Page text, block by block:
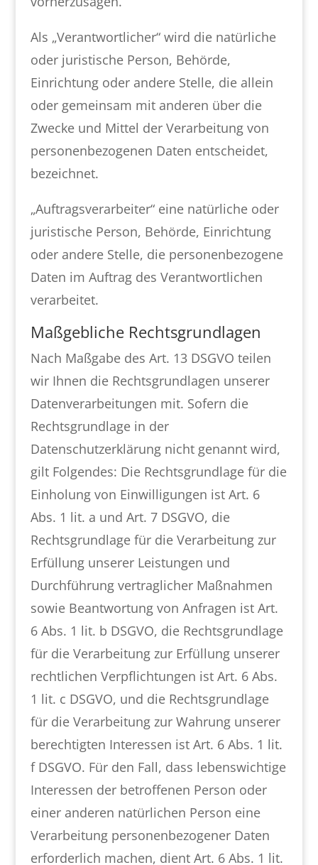
Als „Verantwortlicher“ wird die natürliche
oder juristische Person, Behörde,
Einrichtung oder andere Stelle, die allein
oder gemeinsam mit anderen über die
Zwecke und Mittel der Verarbeitung von
personenbezogenen Daten entscheidet,
bezeichnet.
„Auftragsverarbeiter“ eine natürliche oder
juristische Person, Behörde, Einrichtung
oder andere Stelle, die personenbezogene
Daten im Auftrag des Verantwortlichen
verarbeitet.
Maßgebliche Rechtsgrundlagen
Nach Maßgabe des Art. 13 DSGVO teilen
wir Ihnen die Rechtsgrundlagen unserer
Datenverarbeitungen mit. Sofern die
Rechtsgrundlage in der
Datenschutzerklärung nicht genannt wird,
gilt Folgendes: Die Rechtsgrundlage für die
Einholung von Einwilligungen ist Art. 6
Abs. 1 lit. a und Art. 7 DSGVO, die
Rechtsgrundlage für die Verarbeitung zur
Erfüllung unserer Leistungen und
Durchführung vertraglicher Maßnahmen
sowie Beantwortung von Anfragen ist Art.
6 Abs. 1 lit. b DSGVO, die Rechtsgrundlage
für die Verarbeitung zur Erfüllung unserer
rechtlichen Verpflichtungen ist Art. 6 Abs.
1 lit. c DSGVO, und die Rechtsgrundlage
für die Verarbeitung zur Wahrung unserer
berechtigten Interessen ist Art. 6 Abs. 1 lit.
f DSGVO. Für den Fall, dass lebenswichtige
Interessen der betroffenen Person oder
einer anderen natürlichen Person eine
Verarbeitung personenbezogener Daten
erforderlich machen, dient Art. 6 Abs. 1 lit.